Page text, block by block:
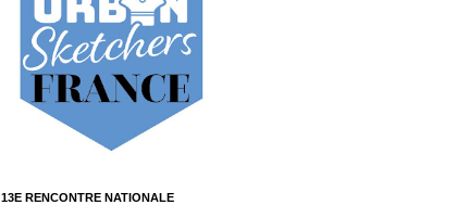
13E RENCONTRE NATIONALE